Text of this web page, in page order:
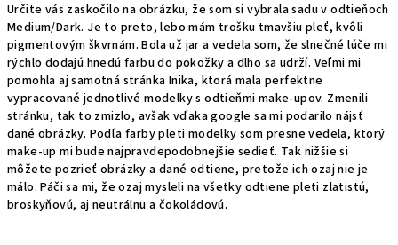
Určite vás zaskočilo na obrázku, že som si vybrala sadu v odtieňoch
Medium/Dark. Je to preto, lebo mám trošku tmavšiu pleť, kvôli
pigmentovým škvrnám. Bola už jar a vedela som, že slnečné lúče mi
rýchlo dodajú hnedú farbu do pokožky a dlho sa udrží. Veľmi mi
pomohla aj samotná stránka Inika, ktorá mala perfektne
vypracované jednotlivé modelky s odtieňmi make-upov. Zmenili
stránku, tak to zmizlo, avšak vďaka google sa mi podarilo nájsť
dané obrázky. Podľa farby pleti modelky som presne vedela, ktorý
make-up mi bude najpravdepodobnejšie sedieť. Tak nižšie si
môžete pozrieť obrázky a dané odtiene, pretože ich ozaj nie je
málo. Páči sa mi, že ozaj mysleli na všetky odtiene pleti zlatistú,
broskyňovú, aj neutrálnu a čokoládovú.